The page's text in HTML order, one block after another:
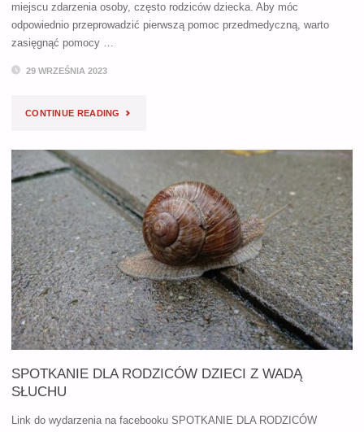
miejscu zdarzenia osoby, często rodziców dziecka. Aby móc
odpowiednio przeprowadzić pierwszą pomoc przedmedyczną, warto
zasięgnąć pomocy …
29 WRZEŚNIA 2023
CONTINUE READING "BEZPIECZEŃSTWO
–
PIERWSZA
POMOC
PRZEDMEDYCZNA"
SPOTKANIE DLA RODZICÓW DZIECI Z WADĄ
SŁUCHU
Link do wydarzenia na facebooku SPOTKANIE DLA RODZICÓW